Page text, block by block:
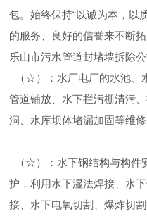
包。始终保持“以诚为本，以
的服务、良好的信誉来不断拓
乐山市污水管道封堵墙拆除
（☆）：水厂电厂的水池、
管道铺放、水下拦污栅清污
洞、水库坝体堵漏加固等维修
（☆）：水下钢结构与构件
护，利用水下湿法焊接、水
接、水下电氧切割、爆炸切